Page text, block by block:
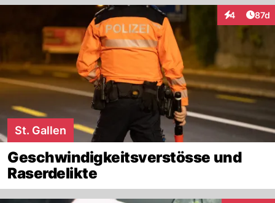
4
Interaktionen
87d
St. Gallen
Geschwindigkeitsverstösse und
Raserdelikte